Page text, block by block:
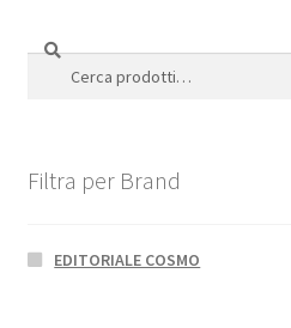
Cerca:
Cerca
Filtra per Brand
EDITORIALE COSMO